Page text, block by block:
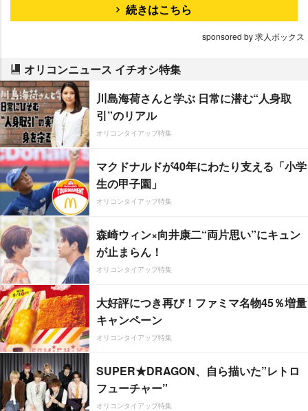
続きはこちら
sponsored by 求人ボックス
オリコンニュース イチオシ特集
川島海荷さんと学ぶ 日常に潜む“人身取
引”のリアル
オリコンタイアップ特集
マクドナルドが40年にわたり支える「小学
生の甲子園」
オリコンタイアップ特集
森崎ウィン×向井康二“両片思い”にキュン
が止まらん！
オリコンタイアップ特集
大好評につき再び！ファミマ名物45％増量
キャンペーン
オリコンタイアップ特集
SUPER★DRAGON、自ら描いた”レトロ
フューチャー”
オリコンタイアップ特集